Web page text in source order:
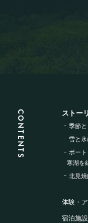
CONTENTS ストー
季節と
雪と氷
ポート
寒湖を
北見
体験・
宿泊施設